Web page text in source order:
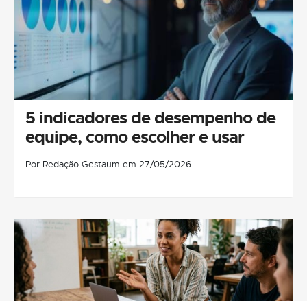
5 indicadores de desempenho de
equipe, como escolher e usar
Por Redação Gestaum em 27/05/2026